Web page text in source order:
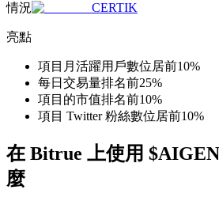
包含交易情況等的大數據分析
情況
CERTIK
亮點
項目月活躍用戶數位居前10%
每日交易量排名前25%
項目的市值排名前10%
項目 Twitter 粉絲數位居前10%
在 Bitrue 上使用
麼